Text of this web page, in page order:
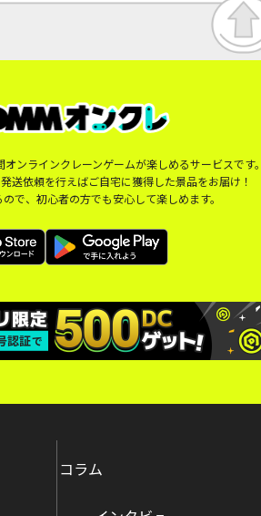
ンラインクレーンゲームが楽しめるサービスです
送依頼を行えばご自宅に獲得した景品をお届け！
で、初心者の方でも安心して楽しめます。
コラム